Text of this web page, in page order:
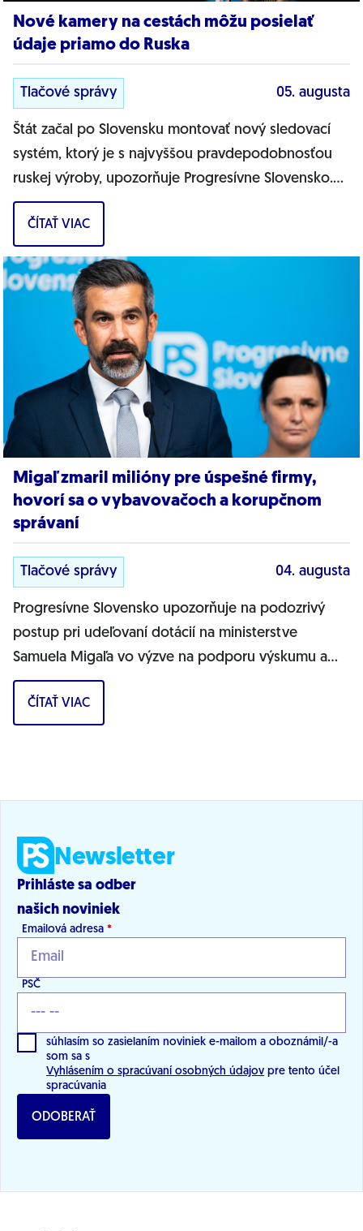
Nové kamery na cestách môžu posielať
údaje priamo do Ruska
Tlačové správy 05. augusta
Štát začal po Slovensku montovať nový sledovací
systém, ktorý je s najvyššou pravdepodobnosťou
ruskej výroby, upozorňuje Progresívne Slovensko.
Na našich cestách sa objavujú nové...
ČÍTAŤ VIAC
Migaľ zmaril milióny pre úspešné firmy,
hovorí sa o vybavovačoch a korupčnom
správaní
Tlačové správy 04. augusta
Progresívne Slovensko upozorňuje na podozrivý
postup pri udeľovaní dotácií na ministerstve
Samuela Migaľa vo výzve na podporu výskumu a
vývoja v oblasti digitálnej transformácie...
ČÍTAŤ VIAC
Newsletter
Prihláste sa odber
našich noviniek
Emailová adresa *
PSČ
súhlasím so zasielaním noviniek e-mailom a oboznámil/-a
som sa s
Vyhlásením o spracúvaní osobných údajov pre tento účel
spracúvania
ODOBERAŤ